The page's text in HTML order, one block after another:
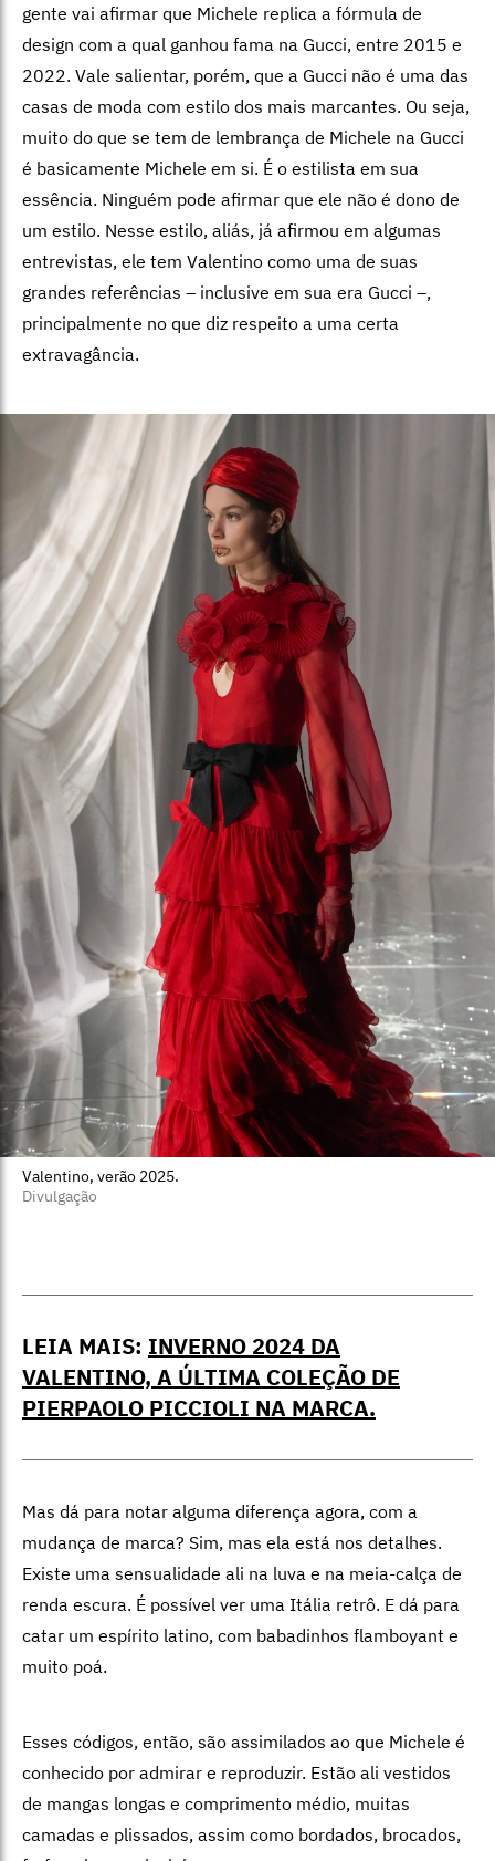
gente vai afirmar que Michele replica a fórmula de
design com a qual ganhou fama na Gucci, entre 2015 e
2022. Vale salientar, porém, que a Gucci não é uma das
casas de moda com estilo dos mais marcantes. Ou seja,
muito do que se tem de lembrança de Michele na Gucci
é basicamente Michele em si. É o estilista em sua
essência. Ninguém pode afirmar que ele não é dono de
um estilo. Nesse estilo, aliás, já afirmou em algumas
entrevistas, ele tem Valentino como uma de suas
grandes referências – inclusive em sua era Gucci –,
principalmente no que diz respeito a uma certa
extravagância.
Valentino, verão 2025.
Divulgação
LEIA MAIS: INVERNO 2024 DA
VALENTINO, A ÚLTIMA COLEÇÃO DE
PIERPAOLO PICCIOLI NA MARCA.
Mas dá para notar alguma diferença agora, com a
mudança de marca? Sim, mas ela está nos detalhes.
Existe uma sensualidade ali na luva e na meia-calça de
renda escura. É possível ver uma Itália retrô. E dá para
catar um espírito latino, com babadinhos flamboyant e
muito poá.
Esses códigos, então, são assimilados ao que Michele é
conhecido por admirar e reproduzir. Estão ali vestidos
de mangas longas e comprimento médio, muitas
camadas e plissados, assim como bordados, brocados,